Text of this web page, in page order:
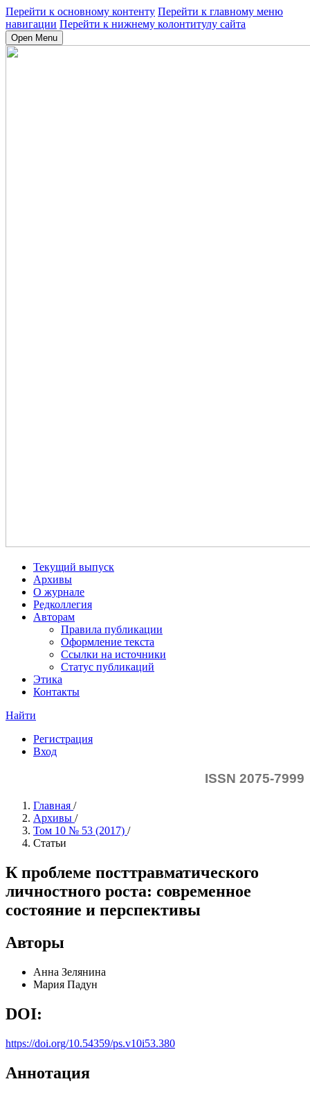
Перейти к основному контенту Перейти к главному меню
навигации Перейти к нижнему колонтитулу сайта
Open Menu
Текущий выпуск
Архивы
О журнале
Редколлегия
Авторам
Правила публикации
Оформление текста
Ссылки на источники
Статус публикаций
Этика
Контакты
Найти
Регистрация
Вход
ISSN 2075-7999
Главная /
Архивы /
Том 10 № 53 (2017) /
Статьи
К проблеме посттравматического
личностного роста: современное
состояние и перспективы
Авторы
Анна Зелянина
Мария Падун
DOI:
https://doi.org/10.54359/ps.v10i53.380
Аннотация